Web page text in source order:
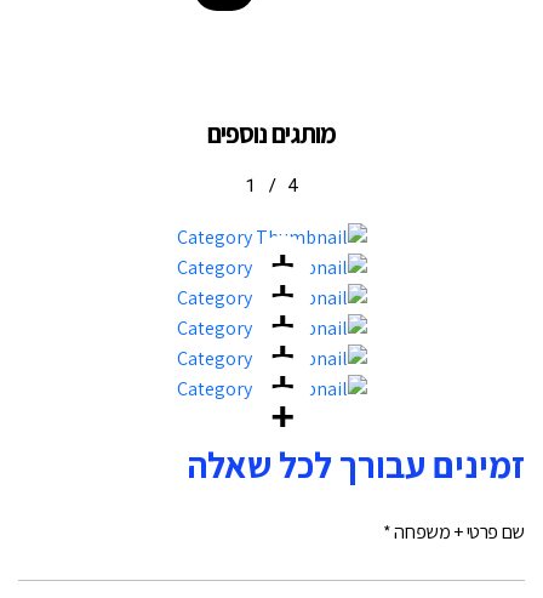
מותגים נוספים
4
/
1
זמינים עבורך לכל שאלה
שם פרטי + משפחה *